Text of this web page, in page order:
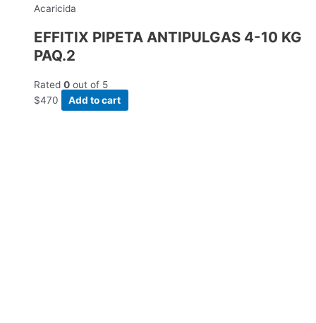
Acaricida
EFFITIX PIPETA ANTIPULGAS 4-10 KG
PAQ.2
Rated 0 out of 5
$470 Add to cart